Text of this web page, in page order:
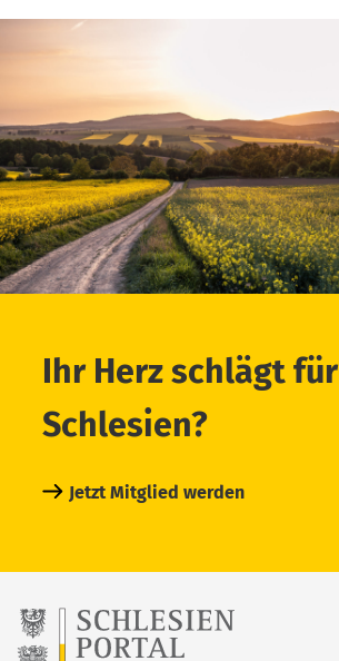
Ihr Herz schlägt für
Schlesien?
Jetzt Mitglied werden